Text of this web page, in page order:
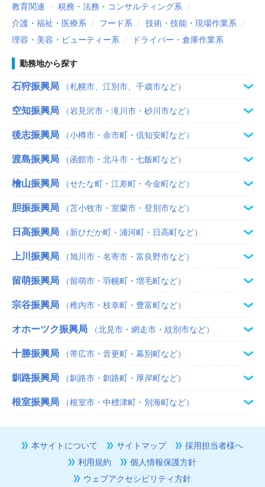
教育関連
税務・法務・コンサルティング系
介護・福祉・医療系
フード系
技術・技能・現場作業系
理容・美容・ビューティー系
ドライバー・倉庫作業系
勤務地から探す
石狩振興局 （札幌市、江別市、千歳市など）
空知振興局 （岩見沢市・滝川市・砂川市など）
後志振興局 （小樽市・余市町・倶知安町など）
渡島振興局 （函館市・北斗市・七飯町など）
檜山振興局 （せたな町・江差町・今金町など）
胆振振興局 （苫小牧市・室蘭市・登別市など）
日高振興局 （新ひだか町・浦河町・日高町など）
上川振興局 （旭川市・名寄市・富良野市など）
留萌振興局 （留萌市・羽幌町・増毛町など）
宗谷振興局 （稚内市・枝幸町・豊富町など）
オホーツク振興局 （北見市・網走市・紋別市など）
十勝振興局 （帯広市・音更町・幕別町など）
釧路振興局 （釧路市・釧路町・厚岸町など）
根室振興局 （根室市・中標津町・別海町など）
本サイトについて サイトマップ
採用担当者様へ
利用規約
個人情報保護方針
ウェブアクセシビリティ方針